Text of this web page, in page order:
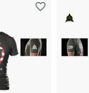
favorite_border